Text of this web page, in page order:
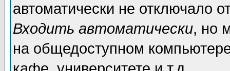
автоматически не отключало
Входить автоматически, но
на общедоступном